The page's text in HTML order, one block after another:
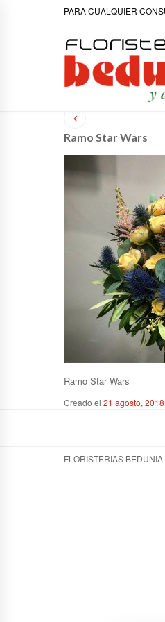
PARA CUALQUIER
Ramo Star Wars
Ramo Star Wars
Creado el 21 agosto, 2018
FLORISTERIAS